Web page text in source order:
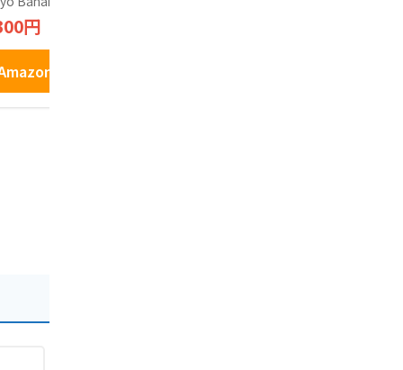
入り
円
で見る